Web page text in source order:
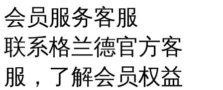
会员服务客服
联系格兰德官方客
服，了解会员权益